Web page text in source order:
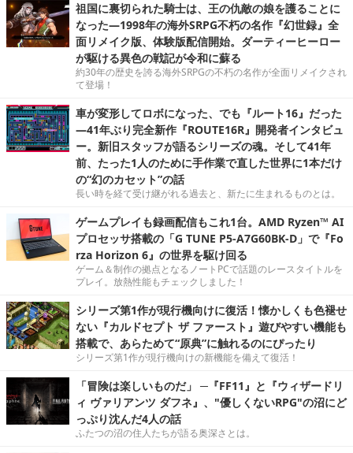
祖国に裏切られた騎士は、王の仇敵の娘を護ることに
なった―1998年の海外SRPG不朽の名作『幻世録』全
面リメイク版、体験版配信開始。ダーティーヒーロー
が駆ける異色の戦記が令和に蘇る
約30年の歴史を誇る海外SRPGの不朽の名作が全面リメイクされ
て登場！
車が変形してロボになった、でも『ルート16』だった
―41年ぶり完全新作『ROUTE16R』開発者インタビュ
ー。新旧スタッフが語るシリーズの魂。そして41年
前、たった1人のために手作業で直した世界に1本だけ
の“幻のカセット”の話
長い時を経て受け継がれる過去と、新たに生まれるものとは。
ゲームプレイも録画配信もこれ1台。AMD Ryzen™ AI
プロセッサ搭載の「G TUNE P5-A7G60BK-D」で『Fo
rza Horizon 6』の世界を駆け回る
ゲーム＆制作の拠点となるノートPCで話題のレースタイトルを
プレイ。放熱性能もチェックしました！
シリーズ第1作が現行機向けに復活！懐かしくも色褪せ
ない『カルドセプト ザ ファースト』遊びやすい機能も
搭載で、あらためて“原典”に触れるのにぴったり
シリーズ第1作が現行機向けの新機能を備えて復活！
「冒険は楽しいものだ」 ─『FF11』と『ウィザードリ
ィ ヴァリアンツ ダフネ』、"優しくないRPG"の沼にど
っぷり沈んだ4人の話
ふたつの沼の住人たちが語る奥深さとは。